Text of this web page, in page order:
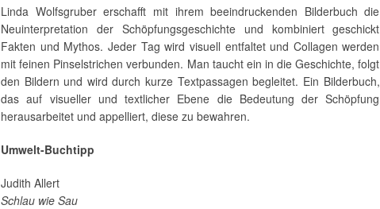
Linda Wolfsgruber erschafft mit ihrem beeindruckenden Bilderbuch die
Neuinterpretation der Schöpfungsgeschichte und kombiniert geschickt
Fakten und Mythos. Jeder Tag wird visuell entfaltet und Collagen werden
mit feinen Pinselstrichen verbunden. Man taucht ein in die Geschichte, folgt
den Bildern und wird durch kurze Textpassagen begleitet. Ein Bilderbuch,
das auf visueller und textlicher Ebene die Bedeutung der Schöpfung
herausarbeitet und appelliert, diese zu bewahren.
Umwelt-Buchtipp
Judith Allert
Schlau wie Sau